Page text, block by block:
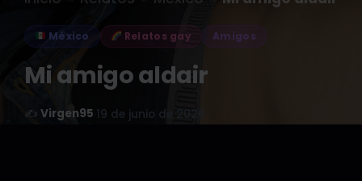
México Relatos gay Amigos
Mi amigo aldair
✍️ Virgen95 19 de junio de 2026